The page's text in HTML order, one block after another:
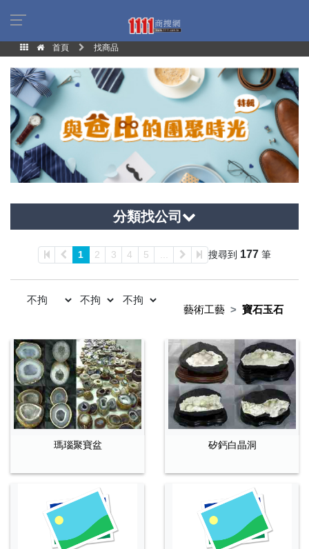
首頁 找商品
分類找公司
1 2 3 4 5 搜尋到 177 筆
藝術工藝 寶石玉石
瑪瑙聚寶盆 矽鈣白晶洞